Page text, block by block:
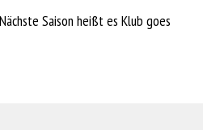
Saison heißt es Klub goes